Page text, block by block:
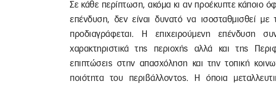
Σε κάθε περίπτωση, ακόμα κι αν προέκυπτε κάποιο
επένδυση, δεν είναι δυνατό να ισοσταθμισθεί με
προδιαγράφεται. Η επιχειρούμενη επένδυση
χαρακτηριστικά της περιοχής αλλά και της
επιπτώσεις στην απασχόληση και την τοπική
ποιότητα του περιβάλλοντος. Η όποια